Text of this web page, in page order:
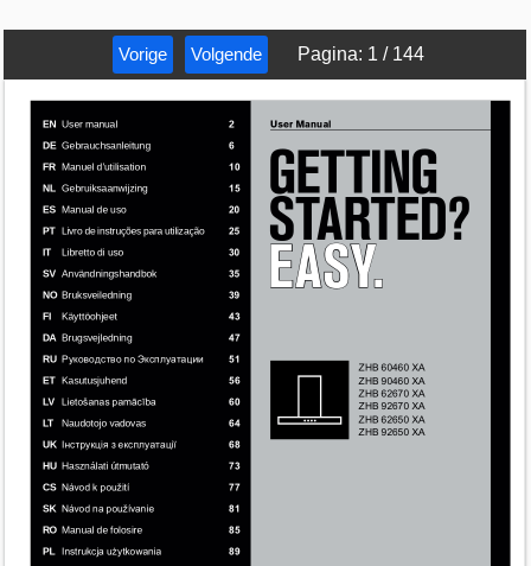
Vorige Volgende Pagina: 1 / 144